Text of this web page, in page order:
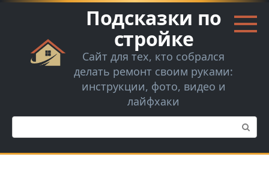
Перейти
Подсказки по
стройке
Сайт для тех, кто собрался
делать ремонт своим руками:
инструкции, фото, видео и
лайфхаки
Поиск: